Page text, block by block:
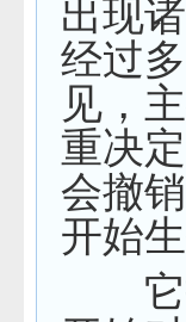
出现
经过
见，
重决
会撤
开始生
它